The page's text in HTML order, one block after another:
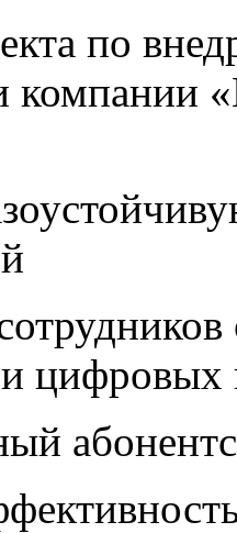
по
компании